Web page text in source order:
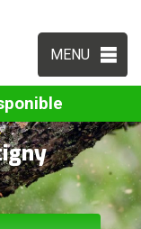
MENU